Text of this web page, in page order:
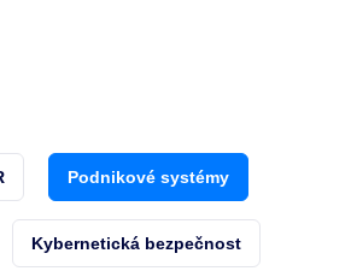
Podnikové systémy
Kybernetická bezpečnost